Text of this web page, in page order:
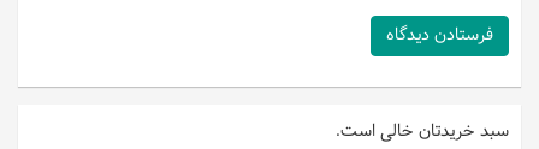
سبد خریدتان خالی است.